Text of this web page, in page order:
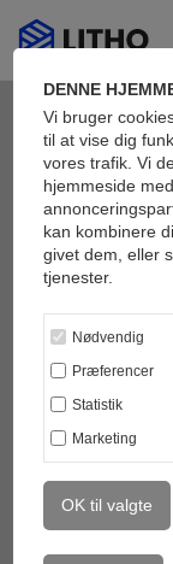
DENNE
Vi bruger
til at vise dig
vores trafik. Vi
hjemmeside
kan kombinere
givet dem, eller
tjenester.
Nødvendig
Præferencer
Statistik
Marketing
OK til valgte
CREATED